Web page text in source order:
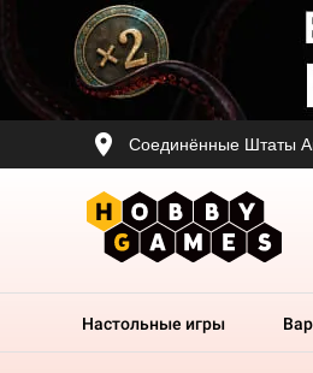
Соединённые Штаты
Настольные игры